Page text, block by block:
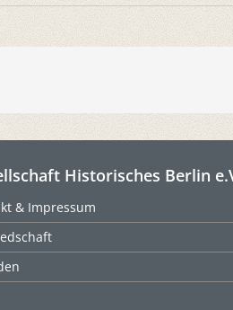
Historisches Berlin
& Impressum